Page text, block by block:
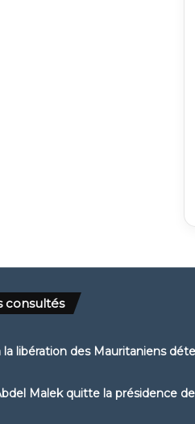
consultés
la libération des Mauritaniens
Malek quitte la présidence